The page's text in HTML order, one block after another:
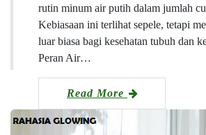
rutin minum air putih dalam jumlah
Kebiasaan ini terlihat sepele, tetapi
luar biasa bagi kesehatan tubuh dan
Peran Air…
Read More